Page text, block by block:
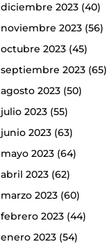
diciembre 2023(40)
noviembre 2023(56)
octubre 2023(45)
septiembre 2023(65)
agosto 2023(50)
julio 2023(55)
junio 2023(63)
mayo 2023(64)
abril 2023(62)
marzo 2023(60)
febrero 2023(44)
enero 2023(54)